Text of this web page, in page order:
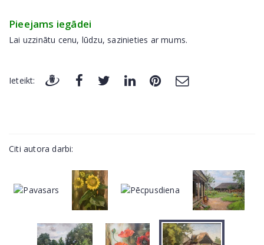
Pieejams iegādei
Lai uzzinātu cenu, lūdzu, sazinieties ar mums.
Ieteikt:
Citi autora darbi: